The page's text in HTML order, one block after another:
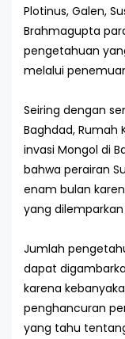
Plotinus, Galen,
Brahmagupta
pengetahuan
melalui
Seiring dengan
Baghdad, Rumah
invasi Mongol di
bahwa perairan
enam bulan
yang
Jumlah
dapat
karena
penghancuran
yang tahu